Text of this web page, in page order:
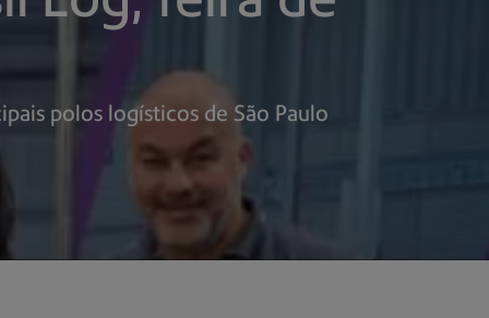
polos logísticos de São Paulo